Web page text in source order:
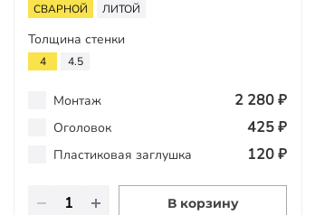
СВАРНОЙ ЛИТОЙ
Толщина стенки
4 4.5
Монтаж 2 280 ₽
Оголовок 425 ₽
Пластиковая заглушка 120 ₽
В корзину